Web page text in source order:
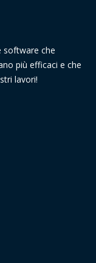
software che
più efficaci e che
lavori!